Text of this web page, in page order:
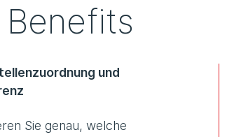
Benefits
und
Sie genau, welche